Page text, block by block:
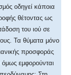
οδηγεί κάποια
θέτοντας ως
του ιού σε
Τα θύματα μόνο
προσφοράς
εμφορούνται